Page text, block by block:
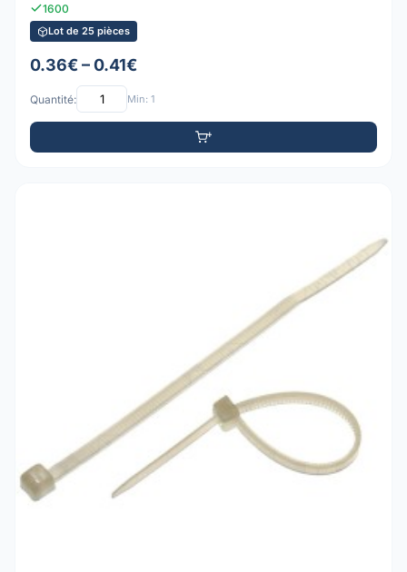
1600
Lot de 25 pièces
0.36€ – 0.41€
Quantité: Min: 1